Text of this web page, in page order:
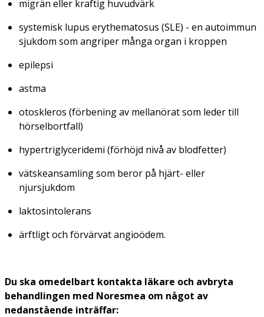
migrän eller kraftig huvudvärk
systemisk lupus erythematosus (SLE) - en autoimmun
sjukdom som angriper många organ i kroppen
epilepsi
astma
otoskleros (förbening av mellanörat som leder till
hörselbortfall)
hypertriglyceridemi (förhöjd nivå av blodfetter)
vätskeansamling som beror på hjärt- eller
njursjukdom
laktosintolerans
ärftligt och förvärvat angioödem.
Du ska omedelbart kontakta läkare och avbryta
behandlingen med Noresmea om något av
nedanstående inträffar: